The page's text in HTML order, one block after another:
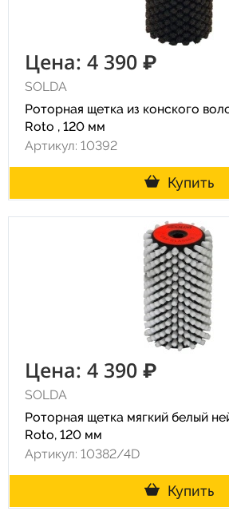
Цена: 4 390 ₽
SOLDA
Роторная щетка из конского
Roto , 120 мм
Артикул: 10392
Купить
Цена: 4 390 ₽
SOLDA
Роторная щетка мягкий белый
Roto, 120 мм
Артикул: 10382/4D
Купить